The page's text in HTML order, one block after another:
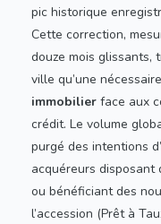
pic historique
Cette correction,
douze mois glissants,
ville qu’une
immobilier face aux
crédit. Le volume
purgé des intentions
acquéreurs disposant
ou bénéficiant des
l’accession (Prêt à